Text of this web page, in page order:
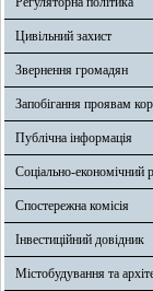
Цивільний захист
Звернення громадян
Запобігання проявам
Публічна інформація
Соціально-економічний
Спостережна комісія
Інвестиційний довідник
Містобудування та